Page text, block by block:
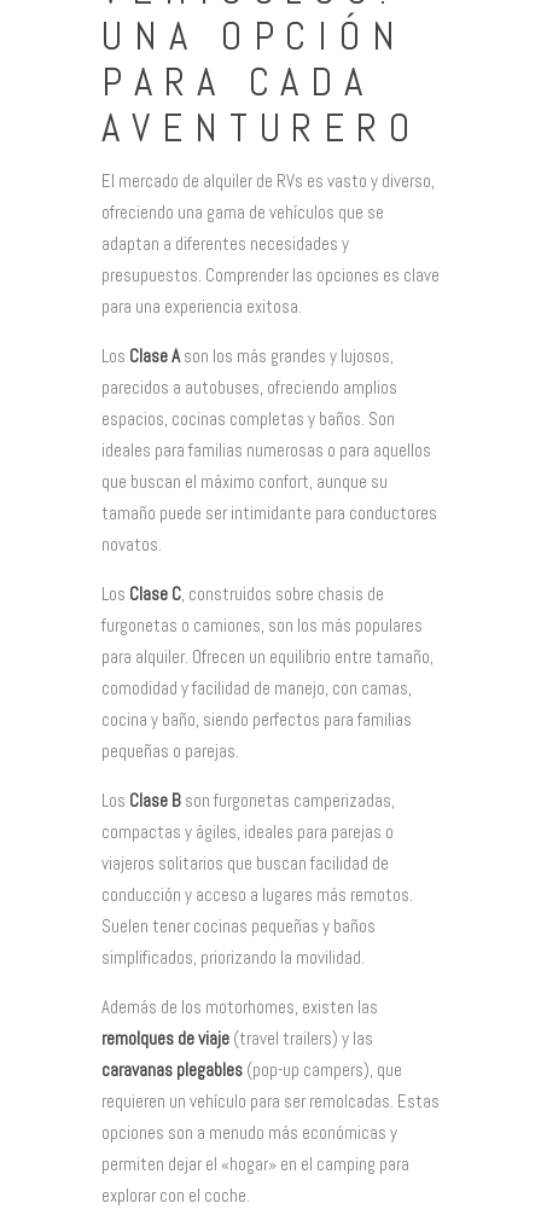
UNA OPCIÓN
PARA CADA
AVENTURERO
El mercado de alquiler de RVs es vasto y diverso,
ofreciendo una gama de vehículos que se
adaptan a diferentes necesidades y
presupuestos. Comprender las opciones es clave
para una experiencia exitosa.
Los Clase Ason los más grandes y lujosos,
parecidos a autobuses, ofreciendo amplios
espacios, cocinas completas y baños. Son
ideales para familias numerosas o para aquellos
que buscan el máximo confort, aunque su
tamaño puede ser intimidante para conductores
novatos.
Los Clase C, construidos sobre chasis de
furgonetas o camiones, son los más populares
para alquiler. Ofrecen un equilibrio entre tamaño,
comodidad y facilidad de manejo, con camas,
cocina y baño, siendo perfectos para familias
pequeñas o parejas.
Los Clase B son furgonetas camperizadas,
compactas y ágiles, ideales para parejas o
viajeros solitarios que buscan facilidad de
conducción y acceso a lugares más remotos.
Suelen tener cocinas pequeñas y baños
simplificados, priorizando la movilidad.
Además de los motorhomes, existen las
remolques de viaje (travel trailers) y las
caravanas plegables (pop-up campers), que
requieren un vehículo para ser remolcadas. Estas
opciones son a menudo más económicas y
permiten dejar el «hogar» en el camping para
explorar con el coche.